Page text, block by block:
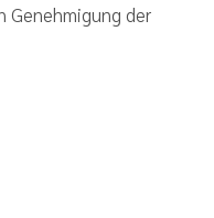
Genehmigung der